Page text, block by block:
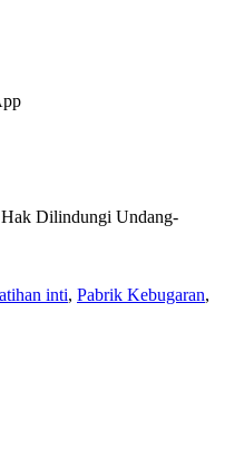
Dilindungi Undang-
inti, Pabrik Kebugaran,